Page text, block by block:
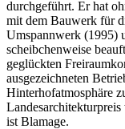
durchgeführt. Er hat
mit dem Bauwerk für
Umspannwerk (1995)
scheibchenweise
geglückten
ausgezeichneten
Hinterhofatmosphäre
ist Blamage.